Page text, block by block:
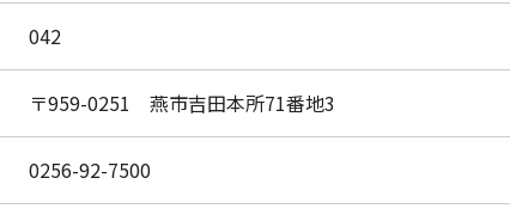
042
〒959-0251 燕市吉田本所71番地3
0256-92-7500